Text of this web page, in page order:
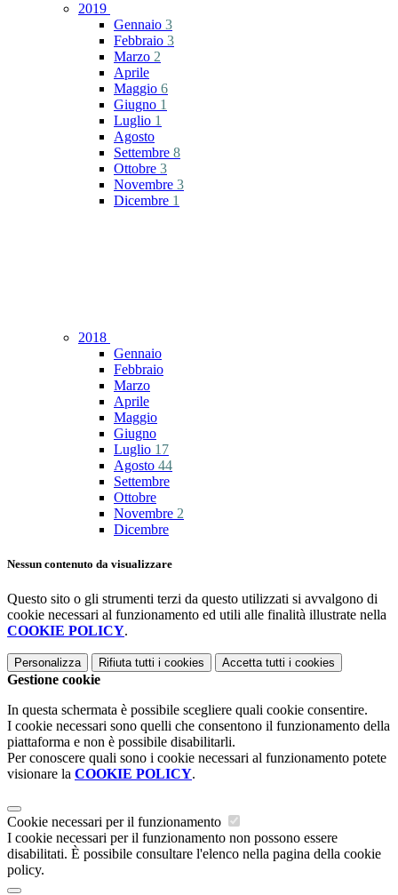
2019
Gennaio 3
Febbraio 3
Marzo 2
Aprile
Maggio 6
Giugno 1
Luglio 1
Agosto
Settembre 8
Ottobre 3
Novembre 3
Dicembre 1
2018
Gennaio
Febbraio
Marzo
Aprile
Maggio
Giugno
Luglio 17
Agosto 44
Settembre
Ottobre
Novembre 2
Dicembre
Nessun contenuto da visualizzare
Questo sito o gli strumenti terzi da questo utilizzati si avvalgono di
cookie necessari al funzionamento ed utili alle finalità illustrate nella
COOKIE POLICY.
Personalizza Rifiuta tutti i cookies Accetta tutti i cookies
Gestione cookie
In questa schermata è possibile scegliere quali cookie consentire.
I cookie necessari sono quelli che consentono il funzionamento della
piattaforma e non è possibile disabilitarli.
Per conoscere quali sono i cookie necessari al funzionamento potete
visionare la COOKIE POLICY.
Cookie necessari per il funzionamento
I cookie necessari per il funzionamento non possono essere
disabilitati. È possibile consultare l'elenco nella pagina della cookie
policy.